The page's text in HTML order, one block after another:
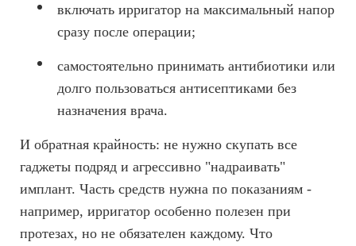
включать ирригатор на максимальный напор
сразу после операции;
самостоятельно принимать антибиотики или
долго пользоваться антисептиками без
назначения врача.
И обратная крайность: не нужно скупать все
гаджеты подряд и агрессивно "надраивать"
имплант. Часть средств нужна по показаниям -
например, ирригатор особенно полезен при
протезах, но не обязателен каждому. Что